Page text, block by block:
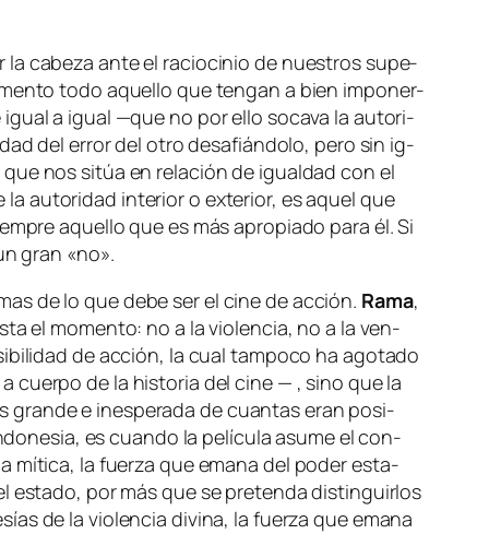
la ca­be­za an­te el ra­cio­ci­nio de nues­tros su­pe­
to­do aque­llo que ten­gan a bien im­po­ner­
a igual —que no por ello so­ca­va la au­to­ri­
del error del otro de­sa­fián­do­lo, pe­ro sin ig­
nos si­túa en re­la­ción de igual­dad con el
au­to­ri­dad in­te­rior o ex­te­rior, es aquel que
aque­llo que es más apro­pia­do pa­ra él. Si
gran «no».
de lo que de­be ser el ci­ne de ac­ción. Rama,
el mo­men­to: no a la vio­len­cia, no a la ven­
de ac­ción, la cual tam­po­co ha ago­ta­do
cuer­po de la his­to­ria del ci­ne — , sino que la
gran­de e ines­pe­ra­da de cuan­tas eran po­si­
es cuan­do la pe­lí­cu­la asu­me el con­
mí­ti­ca, la fuer­za que ema­na del po­der es­ta­
es­ta­do, por más que se pre­ten­da dis­tin­guir­los
de la vio­len­cia di­vi­na, la fuer­za que ema­na